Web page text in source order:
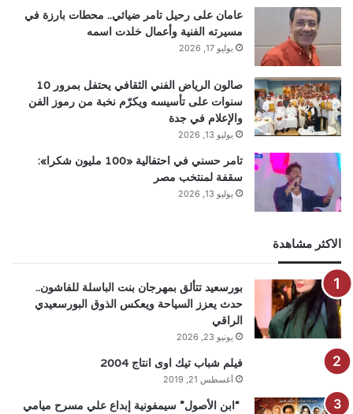
عامان على رحيل تامر ضيائي.. محطات بارزة في
مسيرته الفنية وأعمال خلدت اسمه
يوليو 17, 2026
صالون الرياض الفني الثقافي يحتفل بمرور 10
سنوات على تأسيسه ويكرّم نخبة من رموز الفن
والإعلام في جدة
يوليو 13, 2026
تامر حسني في احتفالية «100 مليون شكرا»:
سقفة لمنتخب مصر
يوليو 13, 2026
الاكثر مشاهدة
بورسعيد تتألق بمهرجان بنت الباسلة للفاشون..
حدث يعزز السياحة ويعكس الذوق البورسعيدي
الراقي
يونيو 23, 2026
فيلم شباب تيك اوى انتاج 2004
أغسطس 21, 2019
“ابن الأصول” سيمفونية إبداع علي مسرح ميامي